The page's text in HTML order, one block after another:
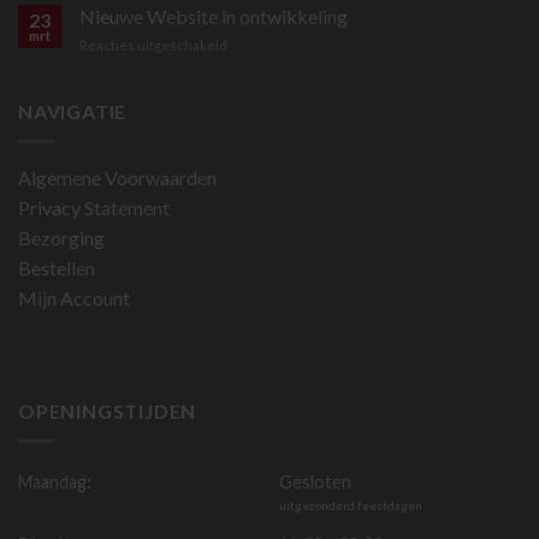
bestellen
is
23
mrt
Nieuwe Website in ontwikkeling
NAVIGATIE
Algemene Voorwaarden
Privacy Statement
Bezorging
Bestellen
Mijn Account
OPENINGSTIJDEN
Maandag: Gesloten
uitgezonderd feestdagen